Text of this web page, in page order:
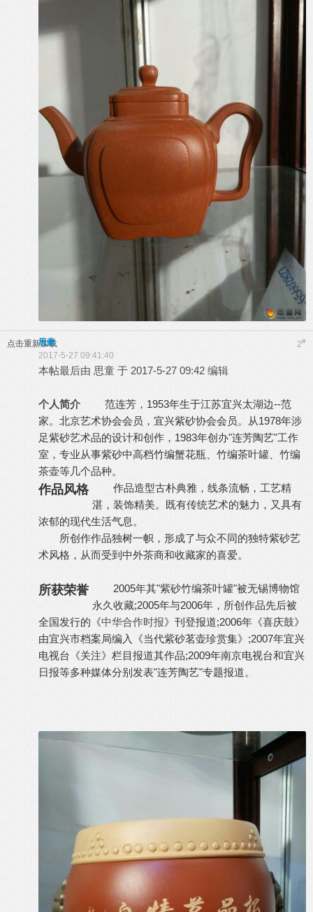
点击重新加载 2#
思童
2017-5-27 09:41:40
本帖最后由 思童 于 2017-5-27 09:42 编辑
个人简介
范连芳，1953年生于江苏宜兴太湖边--范
家。北京艺术协会会员，宜兴紫砂协会会员。从1978年涉
足紫砂艺术品的设计和创作，1983年创办"连芳陶艺"工作
室，专业从事紫砂中高档竹编蟹花瓶、竹编茶叶罐、竹编
茶壶等几个品种。
作品风格
作品造型古朴典雅，线条流畅，工艺精
湛，装饰精美。既有传统艺术的魅力，又具有
浓郁的现代生活气息。
所创作作品独树一帜，形成了与众不同的独特紫砂艺
术风格，从而受到中外茶商和收藏家的喜爱。
所获荣誉
2005年其"紫砂竹编茶叶罐"被无锡博物馆
永久收藏;2005年与2006年，所创作品先后被
全国发行的《中华合作时报》刊登报道;2006年《喜庆鼓》
由宜兴市档案局编入《当代紫砂茗壶珍赏集》;2007年宜兴
电视台《关注》栏目报道其作品;2009年南京电视台和宜兴
日报等多种媒体分别发表"连芳陶艺"专题报道。